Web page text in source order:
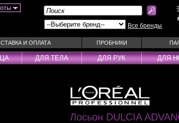
Все бренды
И ОПЛАТА ПРОБНИКИ
Муссы
Наборы
Несмываемые уходы
Фиксаторы
Эмульсии
ДЛЯ ТЕЛА ДЛЯ РУК ДЛЯ
Лосьон DULCIA